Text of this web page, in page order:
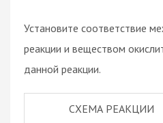
Установите соответствие
реакции и веществом
данной реакции.
СХЕМА РЕАКЦИИ